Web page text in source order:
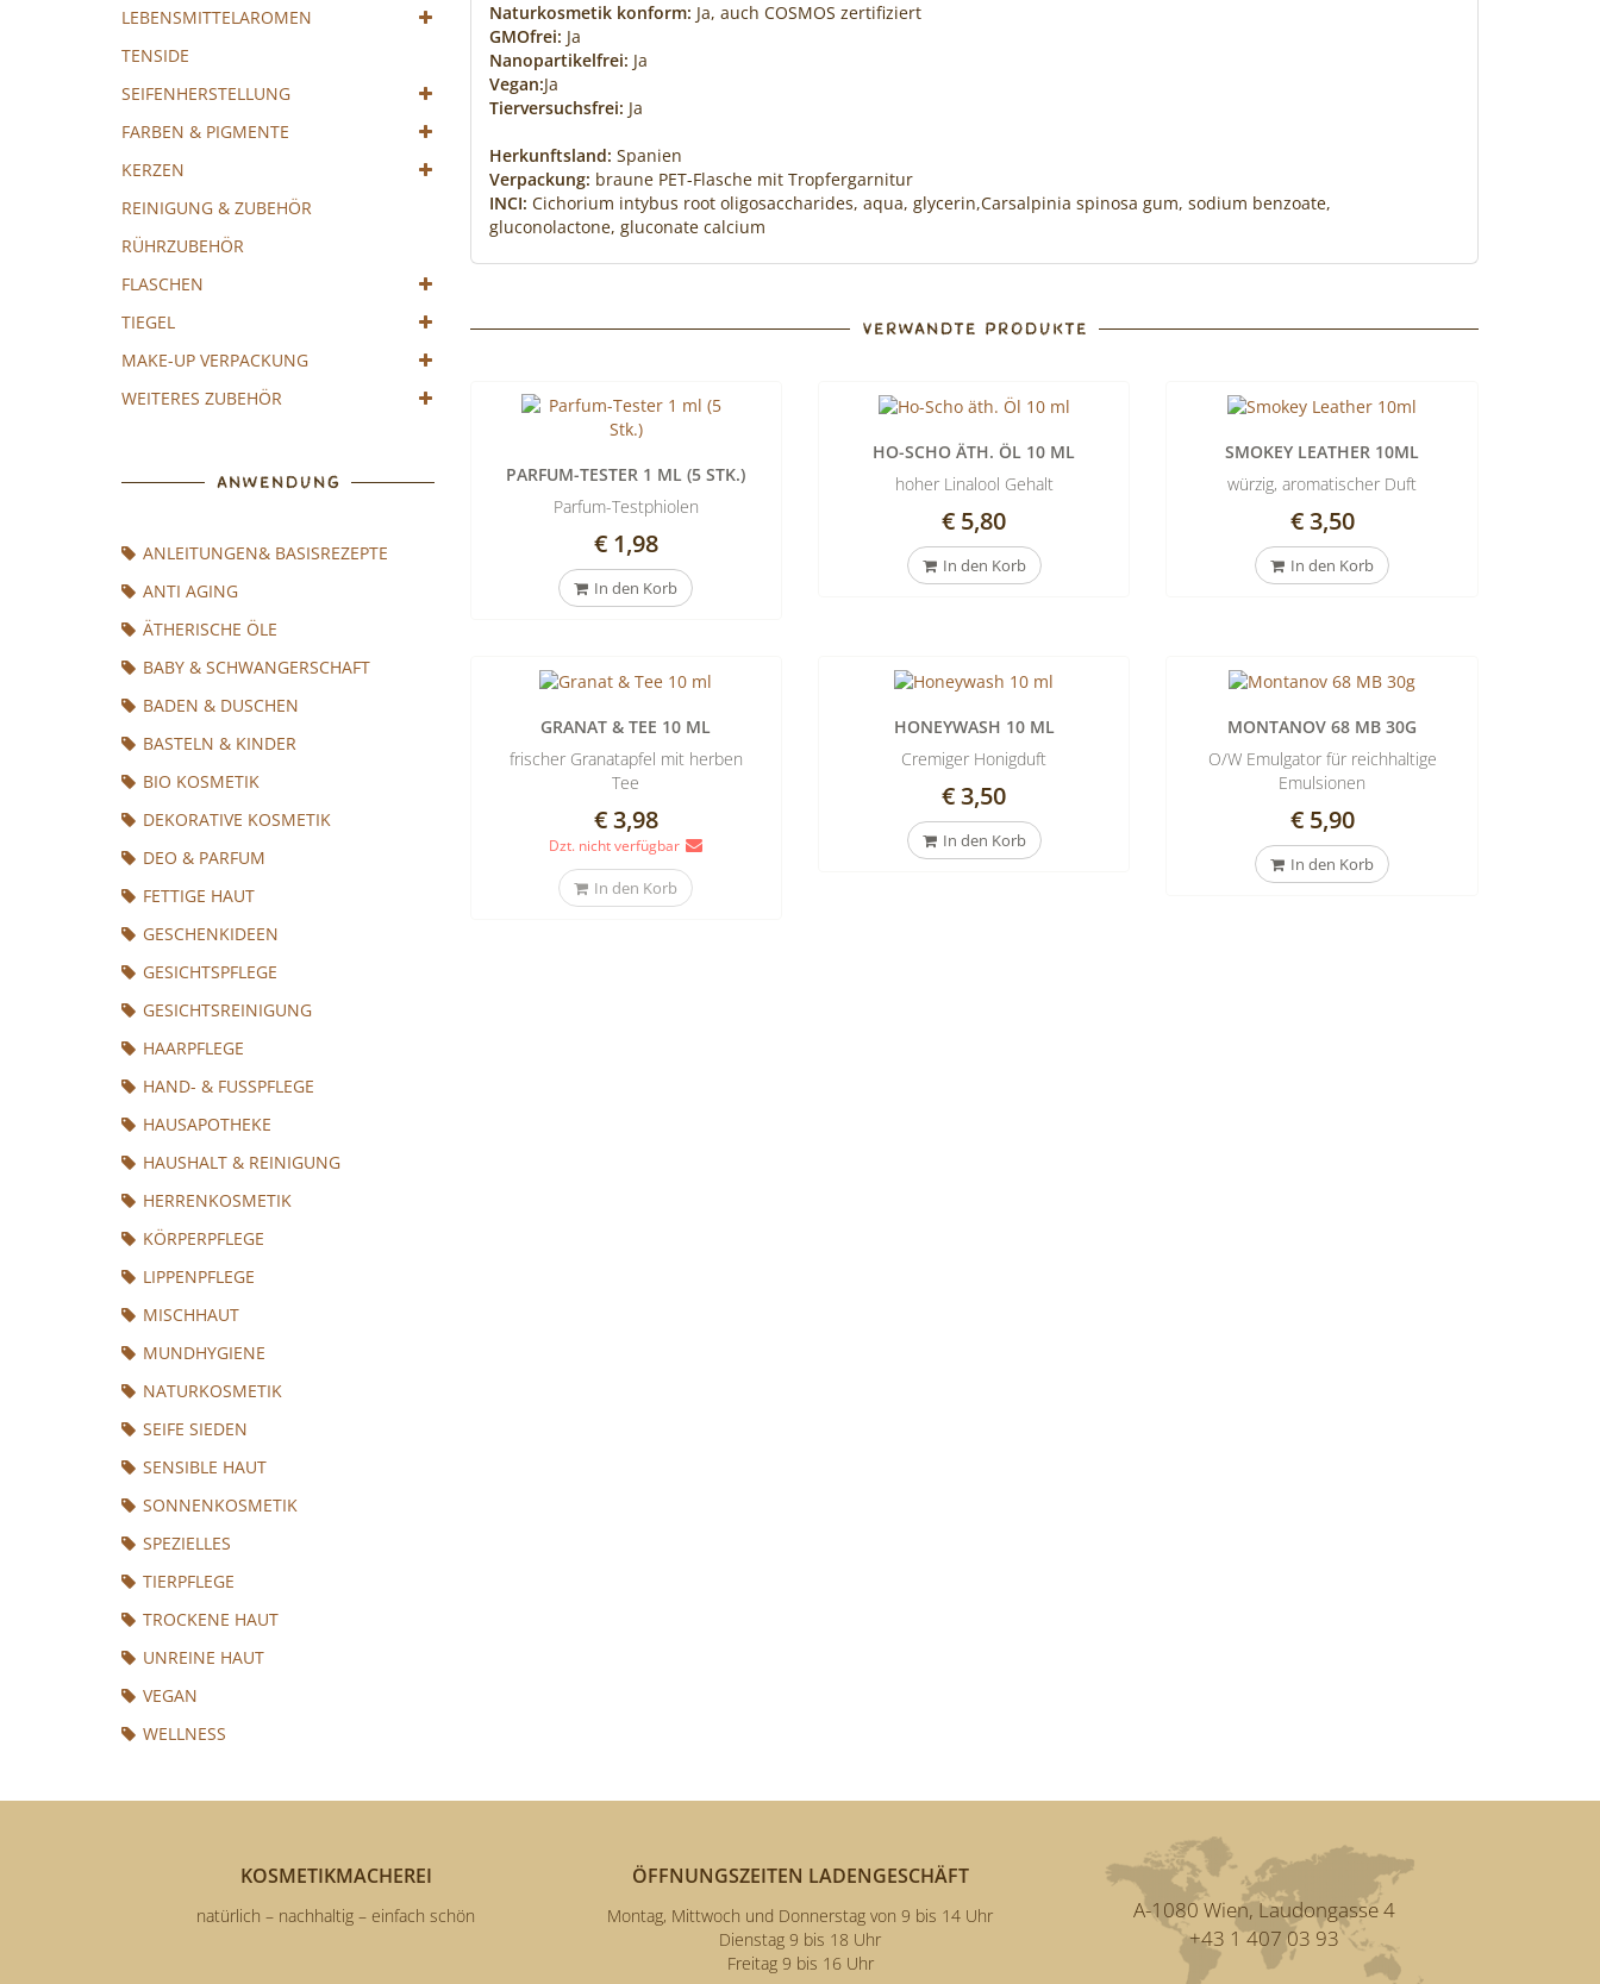
Naturkosmetik konform: Ja, auch COSMOS zertifiziert
GMOfrei: Ja
Nanopartikelfrei: Ja
Vegan:Ja
Tierversuchsfrei: Ja
Herkunftsland: Spanien
Verpackung: braune PET-Flasche mit Tropfergarnitur
INCI: Cichorium intybus root oligosaccharides, aqua, glycerin,Carsalpinia spinosa gum, sodium benzoate,
gluconolactone, gluconate calcium
VERWANDTE PRODUKTE
PARFUM-TESTER 1 ML (5 STK.)
Parfum-Testphiolen
€ 1,98
In den Korb
HO-SCHO ÄTH. ÖL 10 ML
hoher Linalool Gehalt
€ 5,80
In den Korb
SMOKEY LEATHER 10ML
würzig, aromatischer Duft
€ 3,50
In den Korb
GRANAT & TEE 10 ML
frischer Granatapfel mit herben
Tee
€ 3,98
Dzt. nicht verfügbar
In den Korb
HONEYWASH 10 ML
Cremiger Honigduft
€ 3,50
In den Korb
MONTANOV 68 MB 30G
O/W Emulgator für reichhaltige
Emulsionen
€ 5,90
In den Korb
LEBENSMITTELAROMEN
TENSIDE
SEIFENHERSTELLUNG
FARBEN & PIGMENTE
KERZEN
REINIGUNG & ZUBEHÖR
RÜHRZUBEHÖR
FLASCHEN
TIEGEL
MAKE-UP VERPACKUNG
WEITERES ZUBEHÖR
ANWENDUNG
ANLEITUNGEN& BASISREZEPTE
ANTI AGING
ÄTHERISCHE ÖLE
BABY & SCHWANGERSCHAFT
BADEN & DUSCHEN
BASTELN & KINDER
BIO KOSMETIK
DEKORATIVE KOSMETIK
DEO & PARFUM
FETTIGE HAUT
GESCHENKIDEEN
GESICHTSPFLEGE
GESICHTSREINIGUNG
HAARPFLEGE
HAND- & FUSSPFLEGE
HAUSAPOTHEKE
HAUSHALT & REINIGUNG
HERRENKOSMETIK
KÖRPERPFLEGE
LIPPENPFLEGE
MISCHHAUT
MUNDHYGIENE
NATURKOSMETIK
SEIFE SIEDEN
SENSIBLE HAUT
SONNENKOSMETIK
SPEZIELLES
TIERPFLEGE
TROCKENE HAUT
UNREINE HAUT
VEGAN
WELLNESS
KOSMETIKMACHEREI
natürlich – nachhaltig – einfach schön
ÖFFNUNGSZEITEN LADENGESCHÄFT
Montag, Mittwoch und Donnerstag von 9 bis 14 Uhr
Dienstag 9 bis 18 Uhr
Freitag 9 bis 16 Uhr
A-1080 Wien, Laudongasse 4
+43 1 407 03 93